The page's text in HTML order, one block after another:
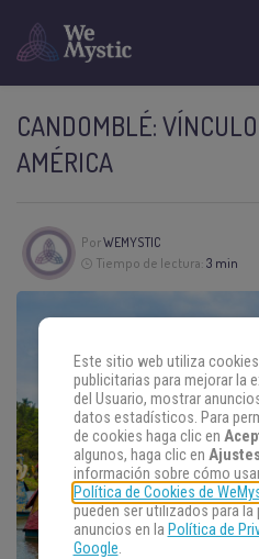
CANDOMBLÉ:
AMÉRICA
PorWEMYSTIC
Tiempo de lectura: 3 min
Este sitio web utiliza
publicitarias para mejorar la
del Usuario, mostrar
datos estadísticos. Para
de cookies haga clic en
algunos, haga clic en
información sobre cómo
Política de Cookies de
pueden ser utilizados para
anuncios en la Política de
Google.